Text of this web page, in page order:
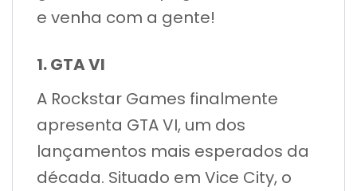
e venha com a gente!
1. GTA VI
A Rockstar Games finalmente
apresenta GTA VI, um dos
lançamentos mais esperados da
década. Situado em Vice City, o